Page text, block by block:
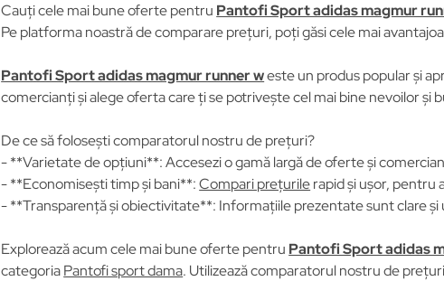
Cauți cele mai bune oferte pentru Pantofi Sport adidas magmur
Pe platforma noastră de comparare prețuri, poți găsi cele mai
Pantofi Sport adidas magmur runner weste un produs popular și
comercianți și alege oferta care ți se potrivește cel mai bine nevoilor și
De ce să folosești comparatorul nostru de prețuri?
- **Varietate de opțiuni**: Accesezi o gamă largă de oferte și
- **Economisești timp și bani**:Compari prețurilerapid și ușor, pentru
- **Transparență și obiectivitate**: Informațiile prezentate sunt clare și
Explorează acum cele mai bune oferte pentru Pantofi Sport adidas
categoriaPantofi sport dama. Utilizează comparatorul nostru de